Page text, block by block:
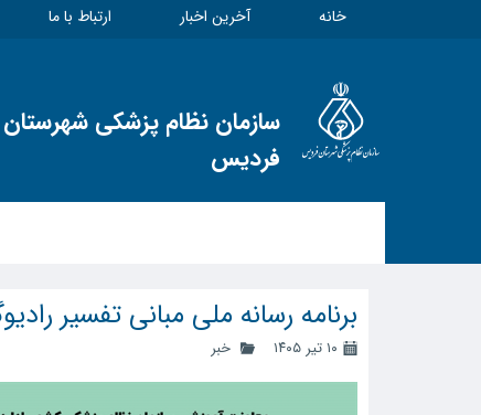
خانه آخرین اخبار ارتباط با ما
سازمان نظام پزشکی شهرستان
فردیس
برنامه رسانه ملی مبانی تفسیر
۱۰ تیر ۱۴۰۵ خبر